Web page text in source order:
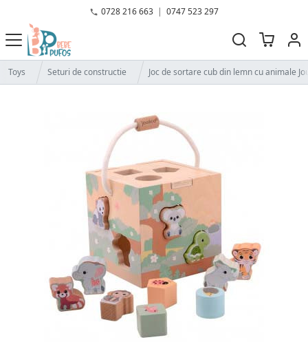
0728 216 663 | 0747 523 297
Toys Seturi de constructie Joc de sortare cub din lemn cu animale